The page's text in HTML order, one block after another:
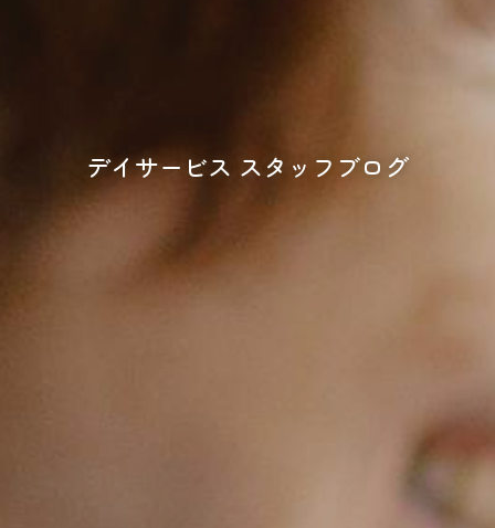
デイサービス スタッフブログ